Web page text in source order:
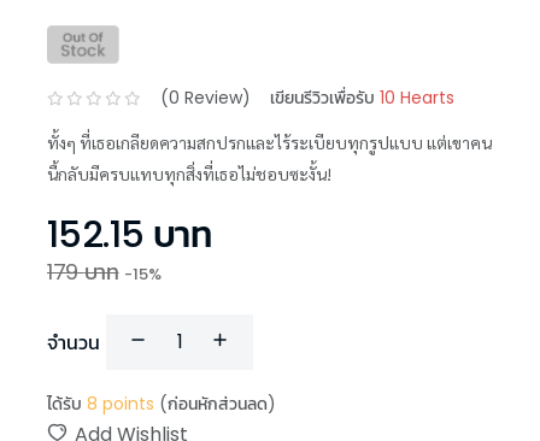
(0 Review) เขียนรีวิวเพื่อรับ 10 Hearts
ทั้งๆ ที่เธอเกลียดความสกปรกและไร้ระเบียบทุกรูปแบบ แต่เขาคน
นี้กลับมีครบแทบทุกสิ่งที่เธอไม่ชอบซะงั้น!
152.15 บาท
179บาท -15%
จำนวน
ได้รับ 8 points (ก่อนหักส่วนลด)
Add Wishlist